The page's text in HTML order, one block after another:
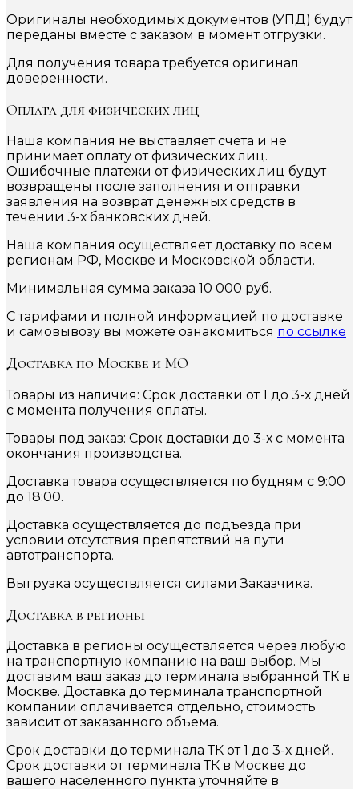
Оригиналы необходимых документов (УПД) будут
переданы вместе с заказом в момент отгрузки.
Для получения товара требуется оригинал
доверенности.
Оплата для физических лиц
Наша компания не выставляет счета и не
принимает оплату от физических лиц.
Ошибочные платежи от физических лиц будут
возвращены после заполнения и отправки
заявления на возврат денежных средств в
течении 3-х банковских дней.
Наша компания осуществляет доставку по всем
регионам РФ, Москве и Московской области.
Минимальная сумма заказа 10 000 руб.
С тарифами и полной информацией по доставке
и самовывозу вы можете ознакомиться по ссылке
Доставка по Москве и МО
Товары из наличия: Срок доставки от 1 до 3-х дней
с момента получения оплаты.
Товары под заказ: Срок доставки до 3-х с момента
окончания производства.
Доставка товара осуществляется по будням с 9:00
до 18:00.
Доставка осуществляется до подъезда при
условии отсутствия препятствий на пути
автотранспорта.
Выгрузка осуществляется силами Заказчика.
Доставка в регионы
Доставка в регионы осуществляется через любую
на транспортную компанию на ваш выбор. Мы
доставим ваш заказ до терминала выбранной ТК в
Москве. Доставка до терминала транспортной
компании оплачивается отдельно, стоимость
зависит от заказанного объема.
Срок доставки до терминала ТК от 1 до 3-х дней.
Срок доставки от терминала ТК в Москве до
вашего населенного пункта уточняйте в